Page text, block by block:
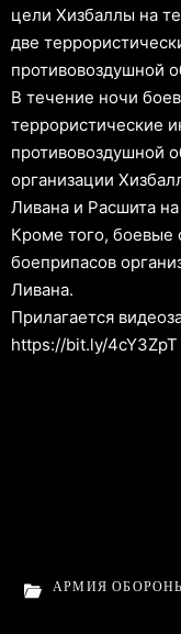
цели Хизбаллы на
две
противовоздушной
В течение ночи
террористические
противовоздушной
организации
Ливана и Расшита
Кроме того, боевые
боеприпасов
Ливана.
Прилагается
https://bit.ly/4cY3ZpT
АРМИЯ